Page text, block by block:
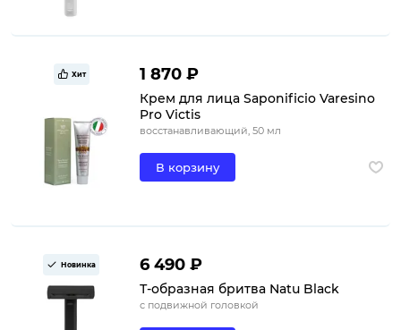
Хит 1 870 ₽
Крем для лица Saponificio Varesino
Pro Victis
восстанавливающий, 50 мл
В корзину
Новинка 6 490 ₽
Т-образная бритва Natu Black
с подвижной головкой